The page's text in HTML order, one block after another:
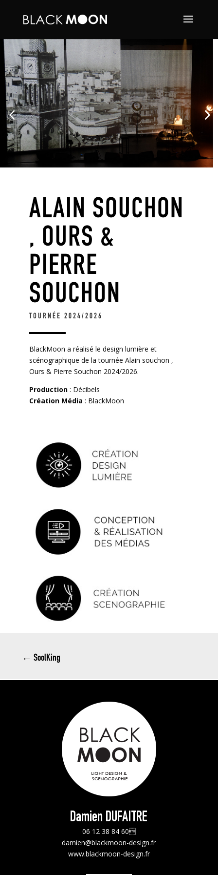
ALAIN SOUCHON
, OURS &
PIERRE
SOUCHON
TOURNÉE 2024/2026
BlackMoon a réalisé le design lumière et
scénographique de la tournée Alain souchon ,
Ours & Pierre Souchon 2024/2026.
Production: Décibels
Création Média : BlackMoon
← SoolKing
Damien DUFAITRE
06 12 38 84 60
damien@blackmoon-design.fr
www.blackmoon-design.fr